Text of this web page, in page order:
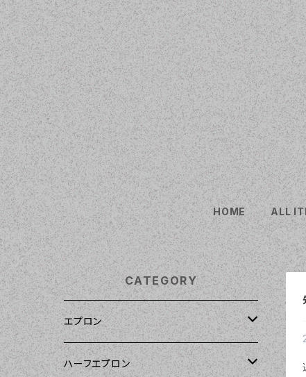
HOME ALL
CATEGORY
エプロン
Kitsch'n Glam（キッチングラム）
ハーフエプロン